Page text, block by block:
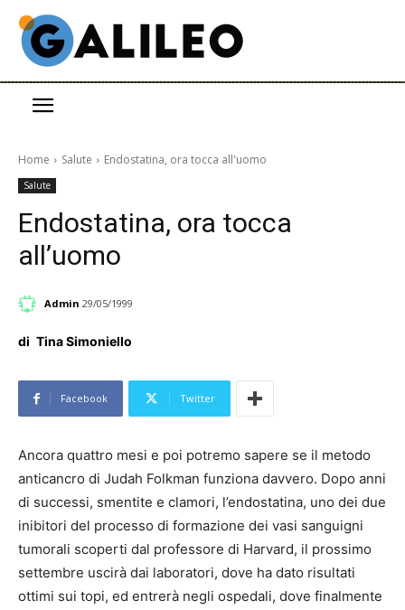
Home Salute Endostatina, ora tocca all'uomo
Salute
Endostatina, ora tocca
all’uomo
Admin 29/05/1999
di Tina Simoniello
Facebook Twitter
Ancora quattro mesi e poi potremo sapere se il metodo
anticancro di Judah Folkman funziona davvero. Dopo anni
di successi, smentite e clamori, l’endostatina, uno dei due
inibitori del processo di formazione dei vasi sanguigni
tumorali scoperti dal professore di Harvard, il prossimo
settembre uscirà dai laboratori, dove ha dato risultati
ottimi sui topi, ed entrerà negli ospedali, dove finalmente